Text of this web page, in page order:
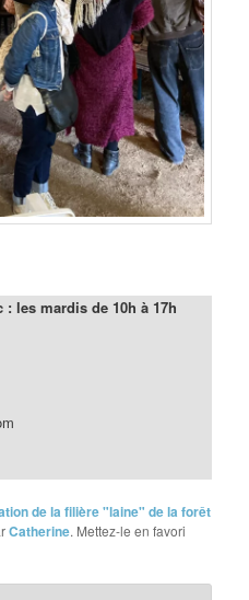
: les mardis de 10h à 17h
de la filière "laine" de la forêt
Catherine. Mettez-le en favori